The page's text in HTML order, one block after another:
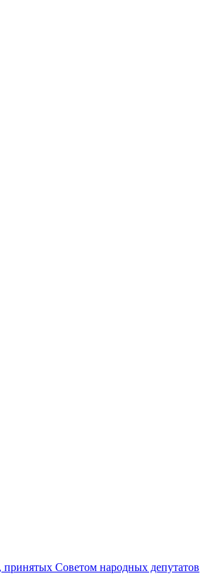
Советом народных депутатов